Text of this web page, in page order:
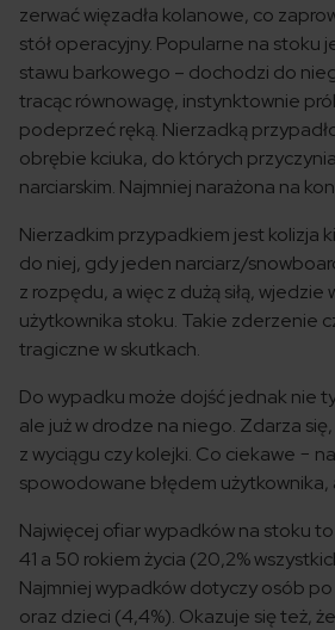
zerwać więzadła kolanowe, co
stół operacyjny. Popularne na stoku
stawu barkowego – dochodzi do
tracąc równowagę, instynktownie
podeprzeć ręką. Nierzadką
obrębie kciuka, do których
narciarskim. Najmniej narażona na
Nierzadkim przypadkiem jest kolizja
do niej, gdy jeden narciarz/
z rozpędu, a więc z dużą siłą,
użytkownika stoku. Takie zderzenie
tragiczne w skutkach.
Do wypadku może dojść jednak nie
ale już w drodze na niego. Zdarza
z wyciągu czy kolejki. Co ciekawe −
spowodowane błędem użytkownika,
Najwięcej ofiar wypadków na stoku
41 a 50 rokiem życia (20,2%
Najmniej wypadków dotyczy osób po
oraz dzieci (4,4%). Okazuje się też,